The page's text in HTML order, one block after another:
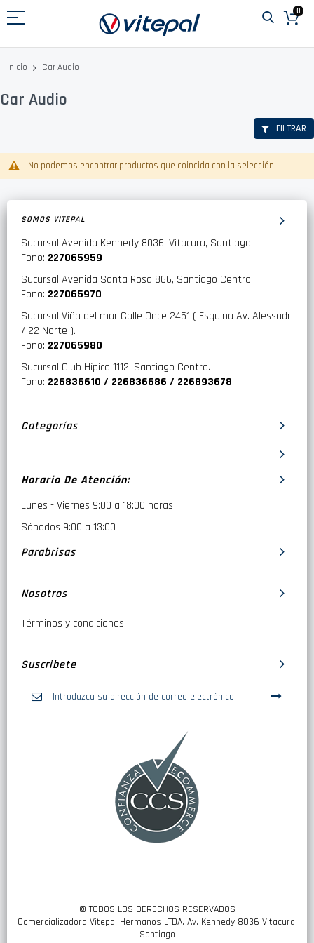
al
0
Inicio Car Audio
Car Audio
No podemos encontrar productos que coincida con la selección.
FILTRAR
SOMOS VITEPAL
Sucursal Avenida Kennedy 8036, Vitacura, Santiago.
Fono: 227065959
Sucursal Avenida Santa Rosa 866, Santiago Centro.
Fono: 227065970
Sucursal Viña del mar Calle Once 2451 ( Esquina Av. Alessadri
/ 22 Norte ).
Fono: 227065980
Sucursal Club Hípico 1112, Santiago Centro.
Fono: 226836610 / 226836686 / 226893678
Categorías
Horario De Atención:
Lunes - Viernes 9:00 a 18:00 horas
Sábados 9:00 a 13:00
Parabrisas
Nosotros
Términos y condiciones
Suscribete
© TODOS LOS DERECHOS RESERVADOS
Comercializadora Vitepal Hermanos LTDA. Av. Kennedy 8036 Vitacura,
Santiago